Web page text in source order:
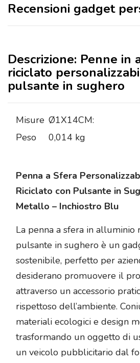
Recensioni gadget
Descrizione: Penne in
riciclato
pulsante in sughero
Misure Ø1X14CM:
Peso
0,014 kg
Penna a Sfera
Riciclato con Pulsante in
Metallo – Inchiostro Blu
La penna a sfera in alluminio
pulsante in sughero è un
sostenibile, perfetto per
desiderano promuovere il
attraverso un accessorio
rispettoso dell’ambiente.
materiali ecologici e design
trasformando un oggetto di
un veicolo pubblicitario dal